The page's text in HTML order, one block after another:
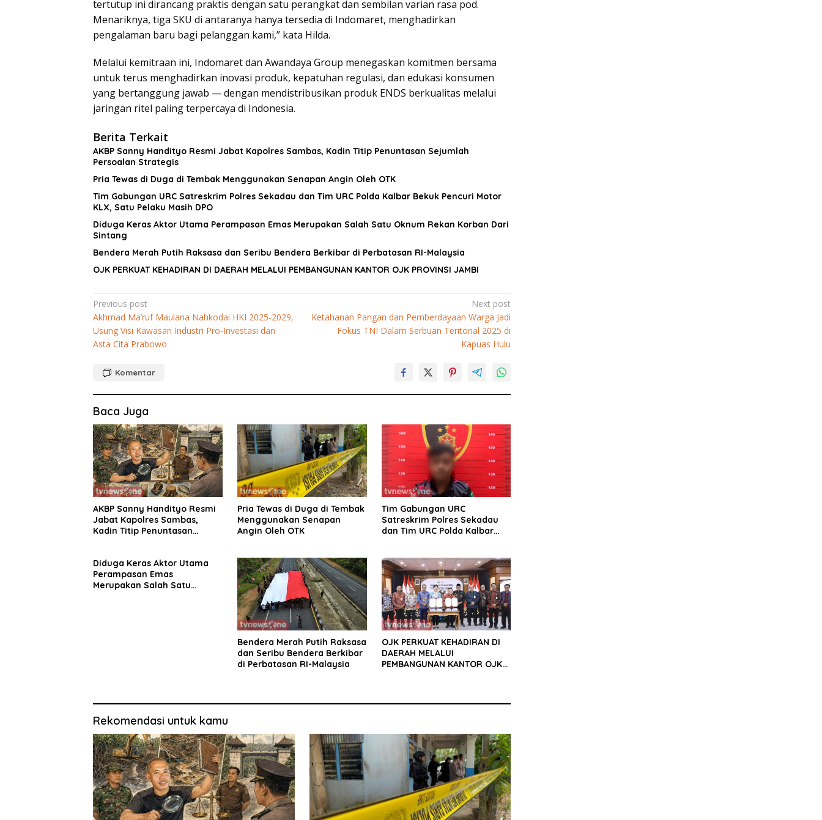
tertutup ini dirancang praktis dengan satu perangkat dan sembilan varian rasa pod.
Menariknya, tiga SKU di antaranya hanya tersedia di Indomaret, menghadirkan
pengalaman baru bagi pelanggan kami,” kata Hilda.
Melalui kemitraan ini, Indomaret dan Awandaya Group menegaskan komitmen bersama
untuk terus menghadirkan inovasi produk, kepatuhan regulasi, dan edukasi konsumen
yang bertanggung jawab — dengan mendistribusikan produk ENDS berkualitas melalui
jaringan ritel paling terpercaya di Indonesia.
Berita Terkait
AKBP Sanny Handityo Resmi Jabat Kapolres Sambas, Kadin Titip Penuntasan Sejumlah
Persoalan Strategis
Pria Tewas di Duga di Tembak Menggunakan Senapan Angin Oleh OTK
Tim Gabungan URC Satreskrim Polres Sekadau dan Tim URC Polda Kalbar Bekuk Pencuri Motor
KLX, Satu Pelaku Masih DPO
Diduga Keras Aktor Utama Perampasan Emas Merupakan Salah Satu Oknum Rekan Korban Dari
Sintang
Bendera Merah Putih Raksasa dan Seribu Bendera Berkibar di Perbatasan RI-Malaysia
OJK PERKUAT KEHADIRAN DI DAERAH MELALUI PEMBANGUNAN KANTOR OJK PROVINSI JAMBI
Navigasi
pos
Previous post
Akhmad Ma’ruf Maulana Nahkodai HKI 2025-2029,
Usung Visi Kawasan Industri Pro-Investasi dan
Asta Cita Prabowo
Next post
Ketahanan Pangan dan Pemberdayaan Warga Jadi
Fokus TNI Dalam Serbuan Teritorial 2025 di
Kapuas Hulu
Komentar
Baca Juga
AKBP Sanny Handityo Resmi
Jabat Kapolres Sambas,
Kadin Titip Penuntasan
Pria Tewas di Duga di Tembak
Menggunakan Senapan
Angin Oleh OTK
Tim Gabungan URC
Satreskrim Polres Sekadau
dan Tim URC Polda Kalbar
Diduga Keras Aktor Utama
Perampasan Emas
Merupakan Salah Satu
Bendera Merah Putih Raksasa
dan Seribu Bendera Berkibar
di Perbatasan RI-Malaysia
OJK PERKUAT KEHADIRAN DI
DAERAH MELALUI
PEMBANGUNAN KANTOR OJK
Rekomendasi untuk kamu